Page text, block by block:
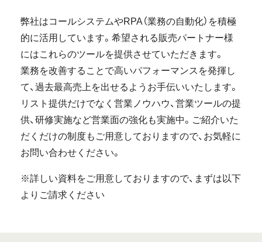
弊社はコールシステムやRPA（業務の自動化）を積極
的に活用しています。希望される販売パートナー様
にはこれらのツールを提供させていただきます。
業務を改善することで高いパフォーマンスを発揮し
て、過去最高売上を出せるようお手伝いいたします。
リスト提供だけでなく営業ノウハウ、営業ツールの提
供、研修実施など営業面の強化も実施中。ご紹介いた
だくだけの制度もご用意しておりますので、お気軽に
お問い合わせください。
※詳しい資料をご用意しておりますので、まずは以下
よりご請求ください